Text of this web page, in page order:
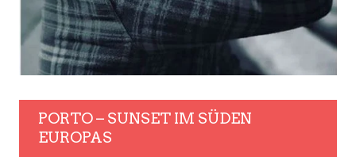
PORTO – SUNSET IM SÜDEN
EUROPAS